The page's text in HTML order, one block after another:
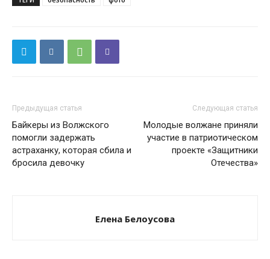
Предыдущая статья
Байкеры из Волжского
помогли задержать
астраханку, которая сбила и
бросила девочку
Следующая статья
Молодые волжане приняли
участие в патриотическом
проекте «Защитники
Отечества»
Елена Белоусова